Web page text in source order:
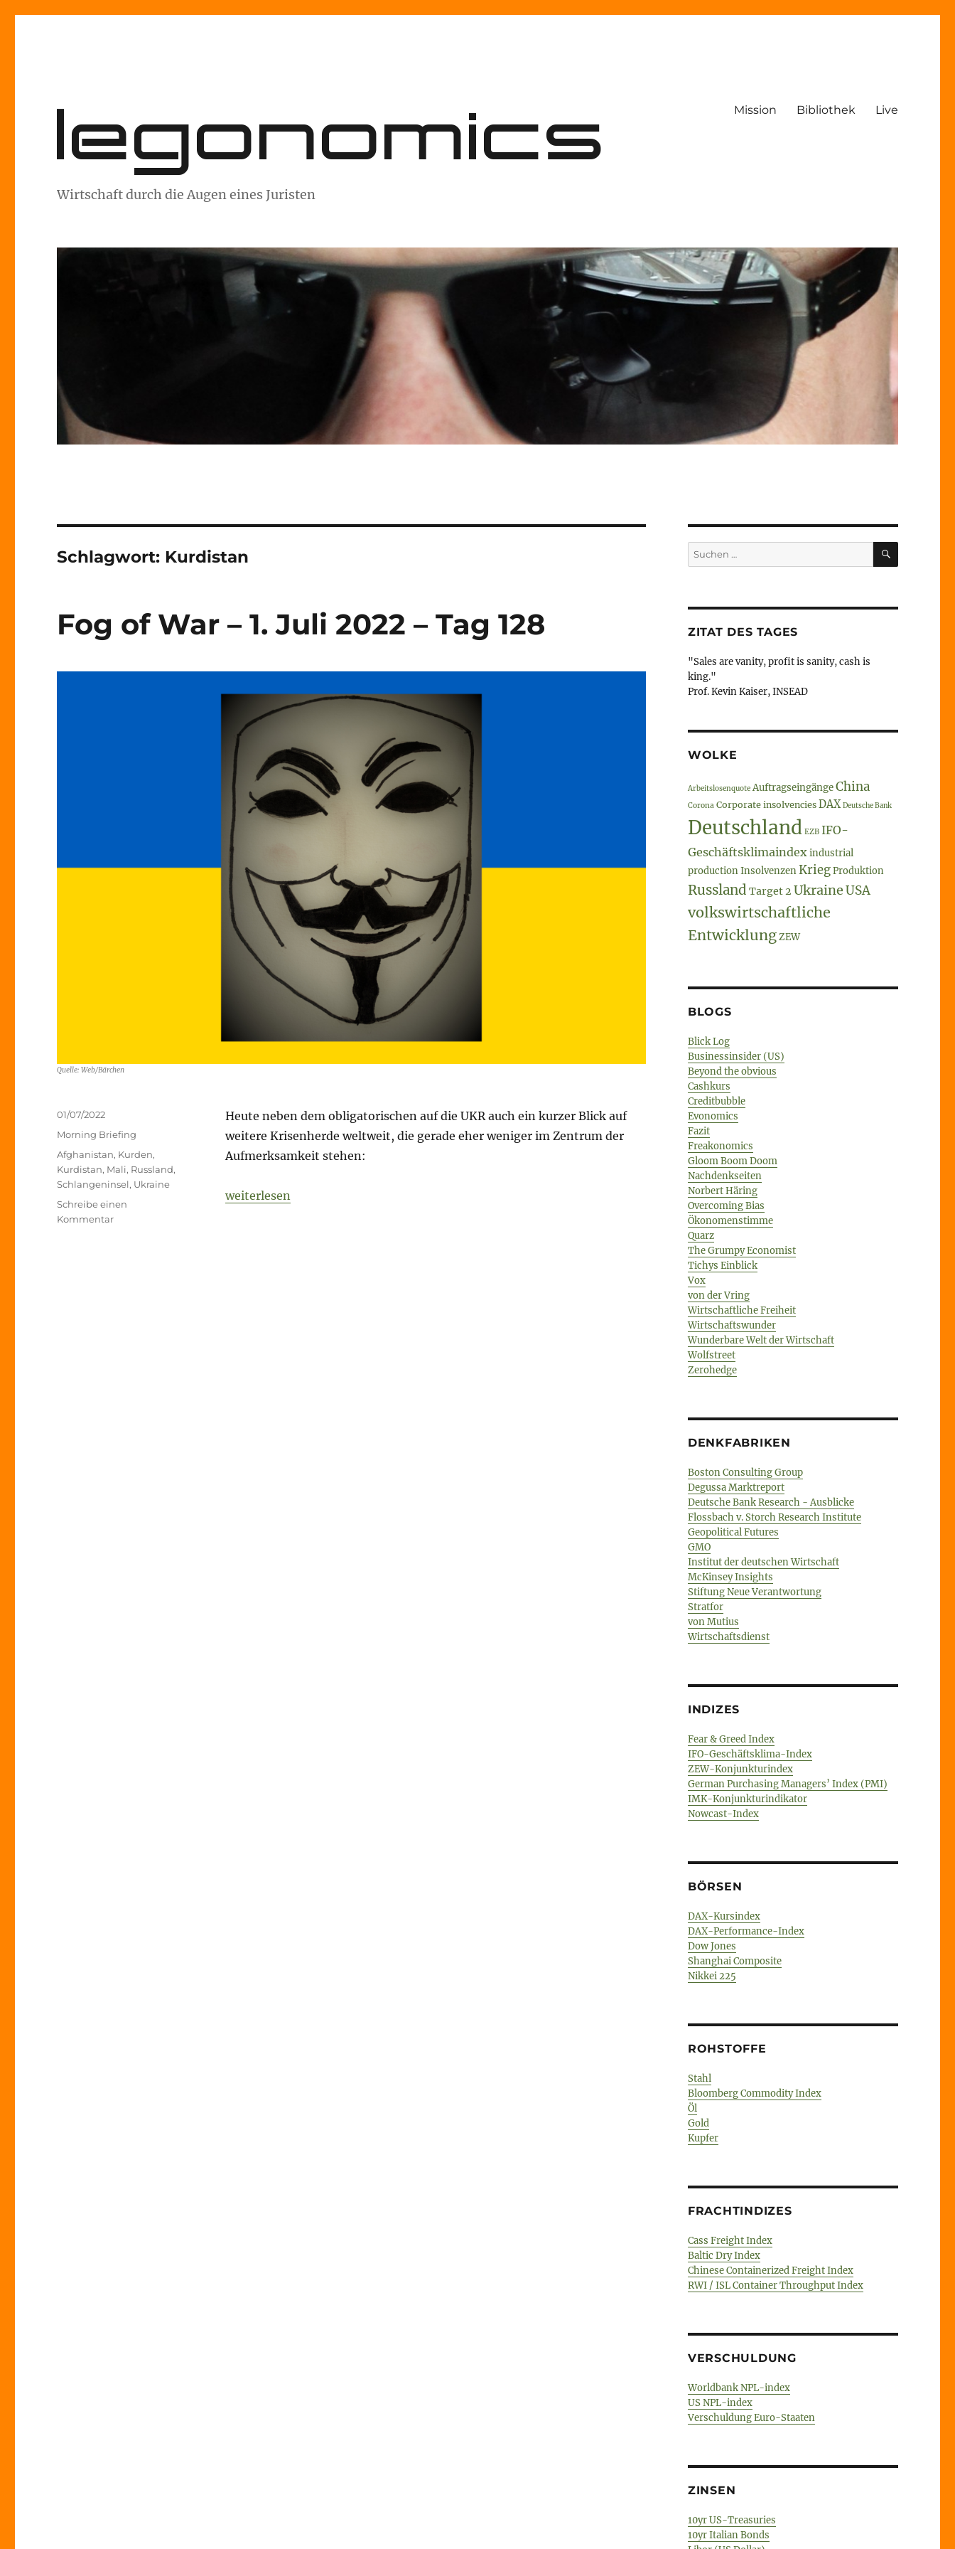
legonomics
Wirtschaft durch die Augen eines Juristen
Mission Bibliothek Live
Schlagwort: Kurdistan
Fog of War – 1. Juli 2022 – Tag 128
Quelle: Web/Bärchen
Heute neben dem obligatorischen auf die UKR auch ein kurzer Blick auf
weitere Krisenherde weltweit, die gerade eher weniger im Zentrum der
Aufmerksamkeit stehen:
„Fog of War – 1. Juli 2022 – Tag 128“
weiterlesen
Veröffentlicht
am
01/07/2022
Kategorien
Morning Briefing
Schlagwörter
Afghanistan, Kurden,
Kurdistan, Mali, Russland,
Schlangeninsel, Ukraine
Schreibe einen
Kommentarzu
Suche
nach:
SUCHEN
ZITAT DES TAGES
"Sales are vanity, profit is sanity, cash is
king."
Prof. Kevin Kaiser, INSEAD
WOLKE
Arbeitslosenquote AuftragseingängeChina
Corona Corporate insolvencies DAX Deutsche Bank
Deutschland EZB IFO-
Geschäftsklimaindexindustrial
productionInsolvenzenKriegProduktion
Russland Target 2 UkraineUSA
volkswirtschaftliche
EntwicklungZEW
BLOGS
Blick Log
Businessinsider (US)
Beyond the obvious
Cashkurs
Creditbubble
Evonomics
Fazit
Freakonomics
Gloom Boom Doom
Nachdenkseiten
Norbert Häring
Overcoming Bias
Ökonomenstimme
Quarz
The Grumpy Economist
Tichys Einblick
Vox
von der Vring
Wirtschaftliche Freiheit
Wirtschaftswunder
Wunderbare Welt der Wirtschaft
Wolfstreet
Zerohedge
DENKFABRIKEN
Boston Consulting Group
Degussa Marktreport
Deutsche Bank Research - Ausblicke
Flossbach v. Storch Research Institute
Geopolitical Futures
GMO
Institut der deutschen Wirtschaft
McKinsey Insights
Stiftung Neue Verantwortung
Stratfor
von Mutius
Wirtschaftsdienst
INDIZES
Fear & Greed Index
IFO-Geschäftsklima-Index
ZEW-Konjunkturindex
German Purchasing Managers’ Index (PMI)
IMK-Konjunkturindikator
Nowcast-Index
BÖRSEN
DAX-Kursindex
DAX-Performance-Index
Dow Jones
Shanghai Composite
Nikkei 225
ROHSTOFFE
Stahl
Bloomberg Commodity Index
Öl
Gold
Kupfer
FRACHTINDIZES
Cass Freight Index
Baltic Dry Index
Chinese Containerized Freight Index
RWI / ISL Container Throughput Index
VERSCHULDUNG
Worldbank NPL-index
US NPL-index
Verschuldung Euro-Staaten
ZINSEN
10yr US-Treasuries
10yr Italian Bonds